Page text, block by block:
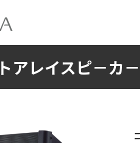
アレイスピ－